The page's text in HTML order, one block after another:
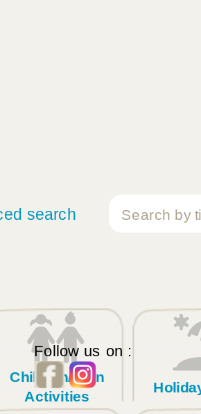
search
Follow us on :
Children/Teen
Activities